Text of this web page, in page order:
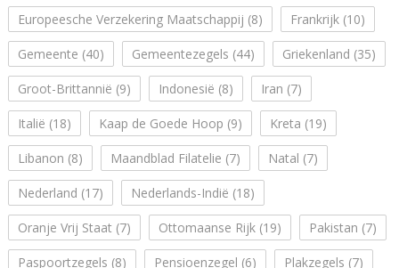
Europeesche Verzekering Maatschappij (8) Frankrijk(10)
Gemeente (40) Gemeentezegels (44) Griekenland (35)
Groot-Brittannië (9) Indonesië (8) Iran (7)
Italië (18) Kaap de Goede Hoop (9) Kreta (19)
Libanon (8) Maandblad Filatelie (7) Natal (7)
Nederland (17) Nederlands-Indië (18)
Oranje Vrij Staat (7) Ottomaanse Rijk(19) Pakistan (7)
Paspoortzegels (8) Pensioenzegel (6) Plakzegels (7)